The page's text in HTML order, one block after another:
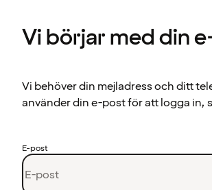
Vi börjar med din
Vi behöver din mejladress och ditt
använder din e-post för att logga in,
E-post